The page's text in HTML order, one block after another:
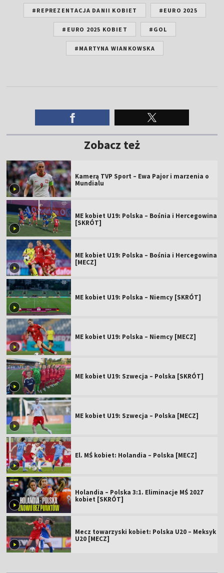
#REPREZENTACJA DANII KOBIET #EURO 2025
#EURO 2025 KOBIET #GOL
#MARTYNA WIANKOWSKA
Zobacz też
Kamerą TVP Sport – Ewa Pajor i marzenia o
Mundialu
ME kobiet U19: Polska – Bośnia i Hercegowina
[SKRÓT]
ME kobiet U19: Polska – Bośnia i Hercegowina
[MECZ]
ME kobiet U19: Polska – Niemcy [SKRÓT]
ME kobiet U19: Polska – Niemcy [MECZ]
ME kobiet U19: Szwecja – Polska [SKRÓT]
ME kobiet U19: Szwecja – Polska [MECZ]
El. MŚ kobiet: Holandia – Polska [MECZ]
Holandia – Polska 3:1. Eliminacje MŚ 2027
kobiet [SKRÓT]
Mecz towarzyski kobiet: Polska U20 – Meksyk
U20 [MECZ]